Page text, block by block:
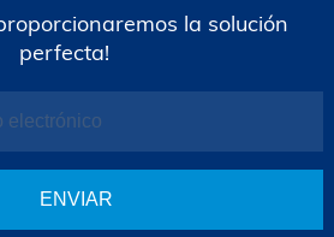
la solución
perfecta!